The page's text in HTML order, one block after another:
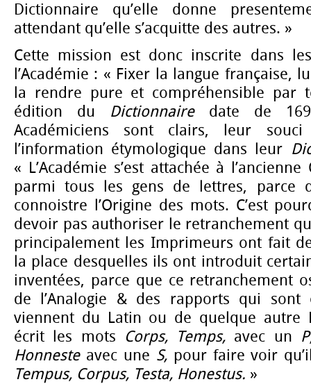
Dictionnaire qu’elle donne
attendant qu’elle s’acquitte des autres. »
Cette mission est donc inscrite dans
l’Académie : « Fixer la langue française,
la rendre pure et compréhensible par
édition du Dictionnairedate de
Académiciens sont clairs, leur
l’information étymologique dans leur
« L’Académie s’est attachée à
parmi tous les gens de lettres, parce
connoistre l’Origine des mots. C’est
devoir pas authoriser le retranchement
principalement les Imprimeurs ont fait
la place desquelles ils ont introduit
inventées, parce que ce retranchement
de l’Analogie & des rapports qui
viennent du Latin ou de quelque autre
écrit les mots
Corps, Temps, avec un
Honnesteavec une S,pour faire voir
Tempus, Corpus, Testa, Honestus. »